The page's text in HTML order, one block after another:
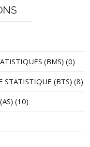
(BMS) (0)
STATISTIQUE (BTS) (8)
(10)